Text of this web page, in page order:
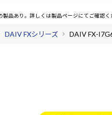
製品あり。詳しくは製品ページにてご確認く
DAIV FXシリーズ DAIV FX-